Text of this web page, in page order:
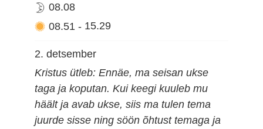
08.08
08.51 - 15.29
2. detsember
Kristus ütleb: Ennäe, ma seisan ukse
taga ja koputan. Kui keegi kuuleb mu
häält ja avab ukse, siis ma tulen tema
juurde sisse ning söön õhtust temaga ja